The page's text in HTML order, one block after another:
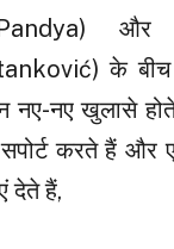
Pandya) और
के
नए-नए खुलासे
करते हैं और
देते हैं,